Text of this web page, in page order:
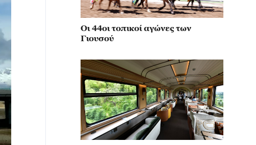
Οι 44οι τοπικοί αγώνες των
Γιουσού